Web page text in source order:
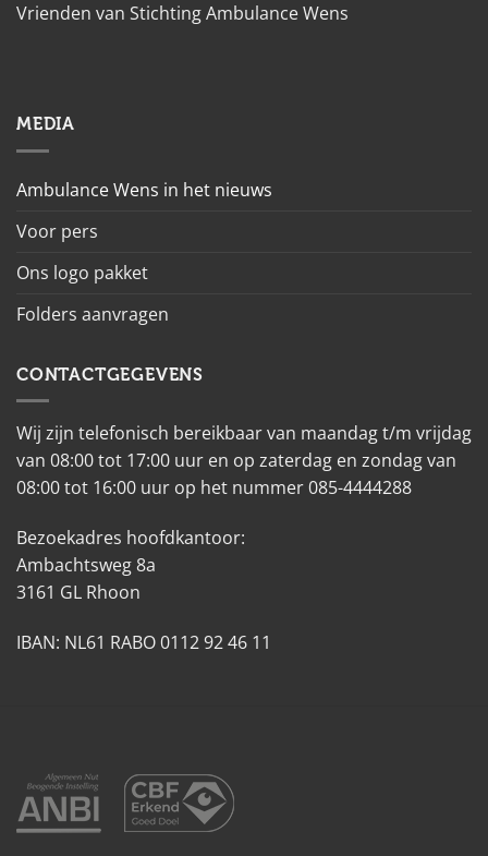
Vrienden van Stichting Ambulance Wens
MEDIA
Ambulance Wens in het nieuws
Voor pers
Ons logo pakket
Folders aanvragen
CONTACTGEGEVENS
Wij zijn telefonisch bereikbaar van maandag t/m vrijdag
van 08:00 tot 17:00 uur en op zaterdag en zondag van
08:00 tot 16:00 uur op het nummer 085-4444288
Bezoekadres hoofdkantoor:
Ambachtsweg 8a
3161 GL Rhoon
IBAN: NL61 RABO 0112 92 46 11